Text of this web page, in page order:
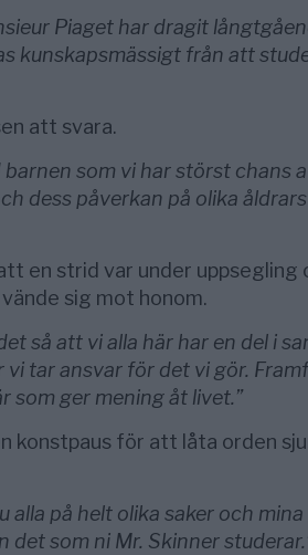
Piaget har dragit
kunskapsmässigt från att
att svara.
barnen som vi har störst chans
dess påverkan på olika
en strid var under uppsegling
sig mot honom.
så att vi alla här har en del i
vi tar ansvar för det vi gör.
som ger mening åt livet.”
konstpaus för att låta orden
alla på helt olika saker och
det som ni Mr. Skinner